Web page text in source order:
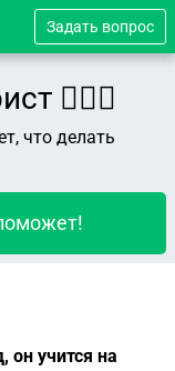
Задать вопрос
👨🏻‍⚖️
что делать
он учится на